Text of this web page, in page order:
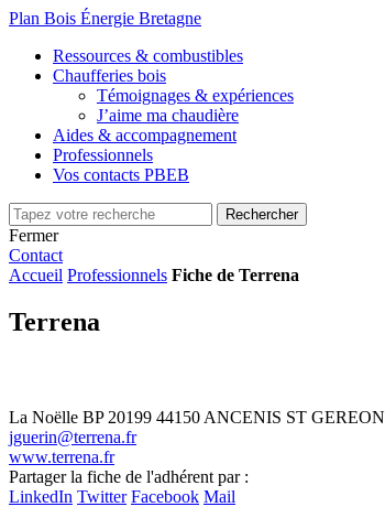
Plan Bois Énergie Bretagne
Ressources & combustibles
Chaufferies bois
Témoignages & expériences
J’aime ma chaudière
Aides & accompagnement
Professionnels
Vos contacts PBEB
Fermer
Contact
Accueil Professionnels Fiche de Terrena
Terrena
La Noëlle BP 20199 44150 ANCENIS ST GEREON
jguerin@terrena.fr
www.terrena.fr
Partager la fiche de l'adhérent par :
LinkedIn Twitter Facebook Mail